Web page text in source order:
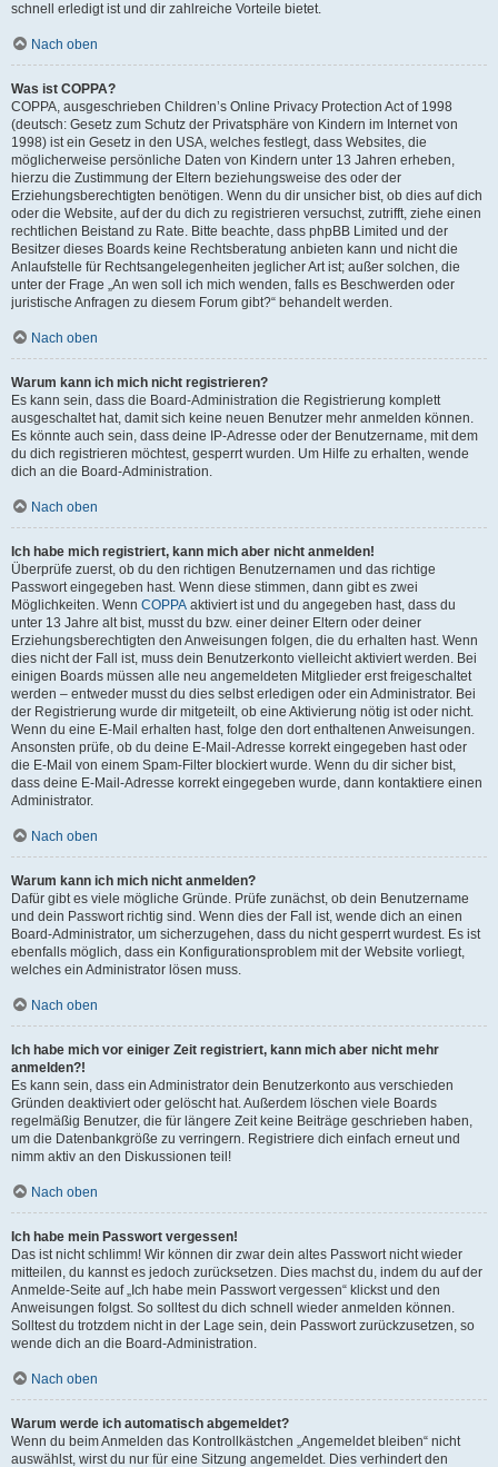
schnell erledigt ist und dir zahlreiche Vorteile bietet.
Nach oben
Was ist COPPA?
COPPA, ausgeschrieben Children’s Online Privacy Protection Act of 1998
(deutsch: Gesetz zum Schutz der Privatsphäre von Kindern im Internet von
1998) ist ein Gesetz in den USA, welches festlegt, dass Websites, die
möglicherweise persönliche Daten von Kindern unter 13 Jahren erheben,
hierzu die Zustimmung der Eltern beziehungsweise des oder der
Erziehungsberechtigten benötigen. Wenn du dir unsicher bist, ob dies auf dich
oder die Website, auf der du dich zu registrieren versuchst, zutrifft, ziehe einen
rechtlichen Beistand zu Rate. Bitte beachte, dass phpBB Limited und der
Besitzer dieses Boards keine Rechtsberatung anbieten kann und nicht die
Anlaufstelle für Rechtsangelegenheiten jeglicher Art ist; außer solchen, die
unter der Frage „An wen soll ich mich wenden, falls es Beschwerden oder
juristische Anfragen zu diesem Forum gibt?“ behandelt werden.
Nach oben
Warum kann ich mich nicht registrieren?
Es kann sein, dass die Board-Administration die Registrierung komplett
ausgeschaltet hat, damit sich keine neuen Benutzer mehr anmelden können.
Es könnte auch sein, dass deine IP-Adresse oder der Benutzername, mit dem
du dich registrieren möchtest, gesperrt wurden. Um Hilfe zu erhalten, wende
dich an die Board-Administration.
Nach oben
Ich habe mich registriert, kann mich aber nicht anmelden!
Überprüfe zuerst, ob du den richtigen Benutzernamen und das richtige
Passwort eingegeben hast. Wenn diese stimmen, dann gibt es zwei
Möglichkeiten. Wenn COPPA aktiviert ist und du angegeben hast, dass du
unter 13 Jahre alt bist, musst du bzw. einer deiner Eltern oder deiner
Erziehungsberechtigten den Anweisungen folgen, die du erhalten hast. Wenn
dies nicht der Fall ist, muss dein Benutzerkonto vielleicht aktiviert werden. Bei
einigen Boards müssen alle neu angemeldeten Mitglieder erst freigeschaltet
werden – entweder musst du dies selbst erledigen oder ein Administrator. Bei
der Registrierung wurde dir mitgeteilt, ob eine Aktivierung nötig ist oder nicht.
Wenn du eine E-Mail erhalten hast, folge den dort enthaltenen Anweisungen.
Ansonsten prüfe, ob du deine E-Mail-Adresse korrekt eingegeben hast oder
die E-Mail von einem Spam-Filter blockiert wurde. Wenn du dir sicher bist,
dass deine E-Mail-Adresse korrekt eingegeben wurde, dann kontaktiere einen
Administrator.
Nach oben
Warum kann ich mich nicht anmelden?
Dafür gibt es viele mögliche Gründe. Prüfe zunächst, ob dein Benutzername
und dein Passwort richtig sind. Wenn dies der Fall ist, wende dich an einen
Board-Administrator, um sicherzugehen, dass du nicht gesperrt wurdest. Es ist
ebenfalls möglich, dass ein Konfigurationsproblem mit der Website vorliegt,
welches ein Administrator lösen muss.
Nach oben
Ich habe mich vor einiger Zeit registriert, kann mich aber nicht mehr
anmelden?!
Es kann sein, dass ein Administrator dein Benutzerkonto aus verschieden
Gründen deaktiviert oder gelöscht hat. Außerdem löschen viele Boards
regelmäßig Benutzer, die für längere Zeit keine Beiträge geschrieben haben,
um die Datenbankgröße zu verringern. Registriere dich einfach erneut und
nimm aktiv an den Diskussionen teil!
Nach oben
Ich habe mein Passwort vergessen!
Das ist nicht schlimm! Wir können dir zwar dein altes Passwort nicht wieder
mitteilen, du kannst es jedoch zurücksetzen. Dies machst du, indem du auf der
Anmelde-Seite auf „Ich habe mein Passwort vergessen“ klickst und den
Anweisungen folgst. So solltest du dich schnell wieder anmelden können.
Solltest du trotzdem nicht in der Lage sein, dein Passwort zurückzusetzen, so
wende dich an die Board-Administration.
Nach oben
Warum werde ich automatisch abgemeldet?
Wenn du beim Anmelden das Kontrollkästchen „Angemeldet bleiben“ nicht
auswählst, wirst du nur für eine Sitzung angemeldet. Dies verhindert den